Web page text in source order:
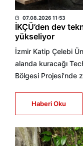
AA
07.08.2026 11:53
İKÇÜ’den dev
yükseliyor
İzmir Katip Çelebi
alanda kuracağı
Bölgesi Projesi'nde
Haberi Oku